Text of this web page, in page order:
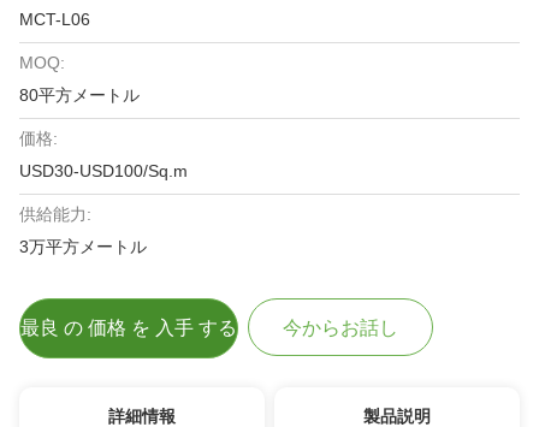
MCT-L06
MOQ:
80平方メートル
価格:
USD30-USD100/Sq.m
供給能力:
3万平方メートル
最良 の 価格 を 入手 する 今からお話し
詳細情報 製品説明